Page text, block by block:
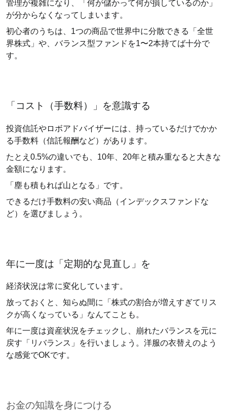
管理が複雑になり、「何が儲かって何が損しているのか」
が分からなくなってしまいます。
初心者のうちは、1つの商品で世界中に分散できる「全世
界株式」や、バランス型ファンドを1〜2本持てば十分で
す。
「コスト（手数料）」を意識する
投資信託やロボアドバイザーには、持っているだけでかか
る手数料（信託報酬など）があります。
たとえ0.5%の違いでも、10年、20年と積み重なると大きな
金額になります。
「塵も積もれば山となる」です。
できるだけ手数料の安い商品（インデックスファンドな
ど）を選びましょう。
年に一度は「定期的な見直し」を
経済状況は常に変化しています。
放っておくと、知らぬ間に「株式の割合が増えすぎてリス
クが高くなっている」なんてことも。
年に一度は資産状況をチェックし、崩れたバランスを元に
戻す「リバランス」を行いましょう。洋服の衣替えのよう
な感覚でOKです。
お金の知識を身につける